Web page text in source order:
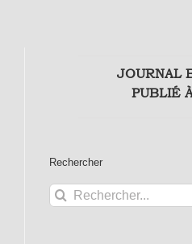
JOURNAL
PUBLIÉ
Rechercher
Rechercher: